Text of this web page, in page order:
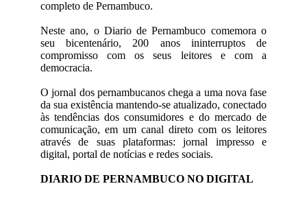
completo de Pernambuco.
Neste ano, o Diario de Pernambuco comemora o
seu bicentenário, 200 anos ininterruptos de
compromisso com os seus leitores e com a
democracia.
O jornal dos pernambucanos chega a uma nova fase
da sua existência mantendo-se atualizado, conectado
às tendências dos consumidores e do mercado de
comunicação, em um canal direto com os leitores
através de suas plataformas: jornal impresso e
digital, portal de notícias e redes sociais.
DIARIO DE PERNAMBUCO NO DIGITAL